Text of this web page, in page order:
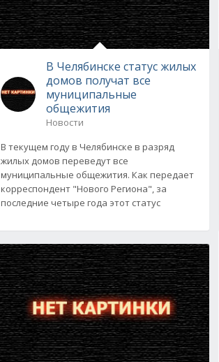
В Челябинске статус жилых
домов получат все
муниципальные
общежития
Новости
В текущем году в Челябинске в разряд
жилых домов переведут все
муниципальные общежития. Как передает
корреспондент "Нового Региона", за
последние четыре года этот статус